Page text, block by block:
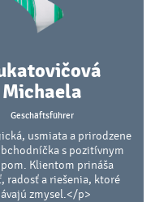
Michaela
Geschäftsführer
usmiata a prirodzene
s pozitívnym
Klientom prináša
radosť a riešenia, ktoré
zmysel.</p>